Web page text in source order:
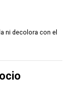
ni decolora con el